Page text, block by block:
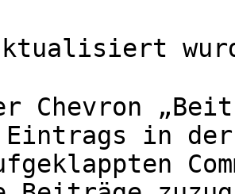
Chevron
Eintrags in